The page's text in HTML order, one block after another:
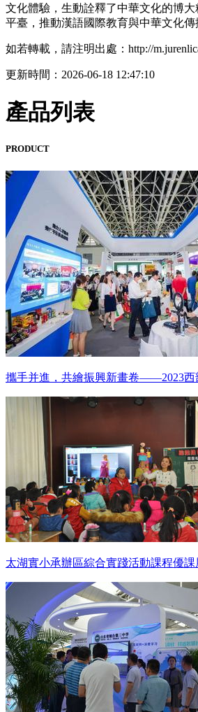
文化體驗，生動詮釋了中華文化的博
平臺，推動漢語國際教育與中華文化傳
如若轉載，請注明出處：http://
更新時間：2026-06-18 12:47:10
產品列表
PRODUCT
攜手并進，共繪振興新畫卷——2023西
太湖實小承辦區綜合實踐活動課程優